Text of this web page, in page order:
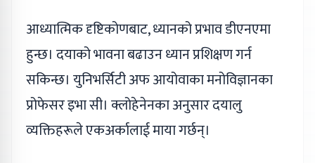
आध्यात्मिक दृष्टिकोणबाट, ध्यानको प्रभाव डीएनएमा
हुन्छ। दयाको भावना बढाउन ध्यान प्रशिक्षण गर्न
सकिन्छ। युनिभर्सिटी अफ आयोवाका मनोविज्ञानका
प्रोफेसर इभा सी। क्लोहेनेनका अनुसार दयालु
व्यक्तिहरूले एकअर्कालाई माया गर्छन्।